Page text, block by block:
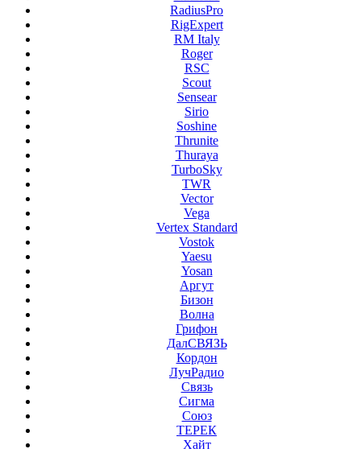
RadiusPro
RigExpert
RM Italy
Roger
RSC
Scout
Sensear
Sirio
Soshine
Thrunite
Thuraya
TurboSky
TWR
Vector
Vega
Vertex Standard
Vostok
Yaesu
Yosan
Аргут
Бизон
Волна
Грифон
ДалСВЯЗЬ
Кордон
ЛучРадио
Связь
Сигма
Союз
ТЕРЕК
Хайт